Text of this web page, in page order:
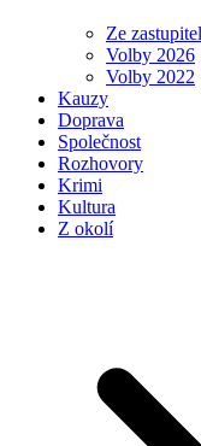
Ze
Volby 2026
Volby 2022
Kauzy
Doprava
Společnost
Rozhovory
Krimi
Kultura
Z okolí